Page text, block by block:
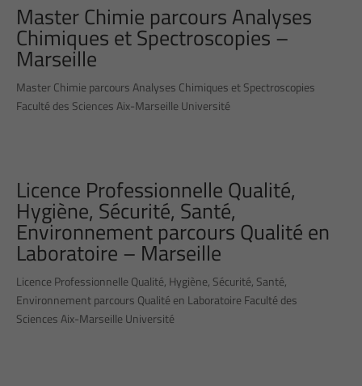
Master Chimie parcours Analyses
Chimiques et Spectroscopies –
Marseille
Master Chimie parcours Analyses Chimiques et Spectroscopies
Faculté des Sciences Aix-Marseille Université
Licence Professionnelle Qualité,
Hygiène, Sécurité, Santé,
Environnement parcours Qualité en
Laboratoire – Marseille
Licence Professionnelle Qualité, Hygiène, Sécurité, Santé,
Environnement parcours Qualité en Laboratoire Faculté des
Sciences Aix-Marseille Université